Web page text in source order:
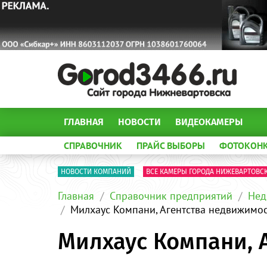
ГЛАВНАЯ НОВОСТИ ВИДЕОКАМЕРЫ
СПРАВОЧНИК ПРАЙС ВЫБОРЫ
НОВОСТИ КОМПАНИЙ ВСЕ КАМЕРЫ ГОРОДА
Главная Справочник предприятий
Милхаус Компани, Агентства
Милхаус Компани,